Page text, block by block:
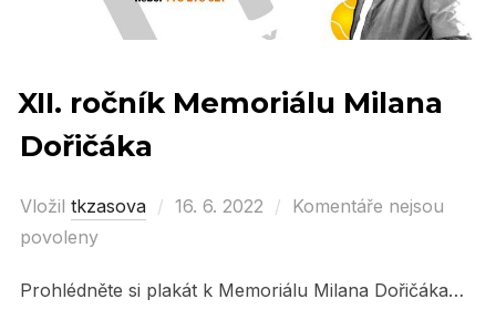
XII. ročník Memoriálu Milana
Dořičáka
Vložil tkzasova
Posted
16. 6. 2022
Komentáře nejsou
povoleny
Prohlédněte si plakát k Memoriálu Milana Dořičáka…